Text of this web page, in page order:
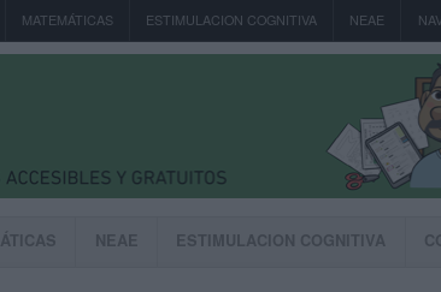
MATEMÁTICAS ESTIMULACION COGNITIVA NEAE
NEAE ESTIMULACION COGNITIVA